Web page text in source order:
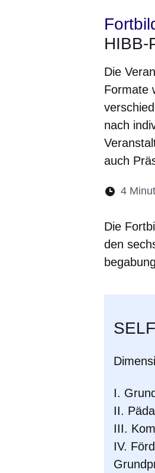
HIBB-
Die
Formate
nach
auch
4
Die
den
I.
II.
III.
IV.